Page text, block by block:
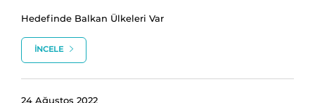
Hedefinde Balkan Ülkeleri Var
İNCELE
24 Ağustos 2022